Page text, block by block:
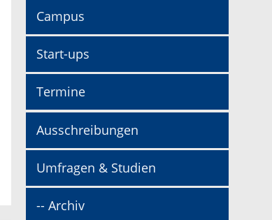
Campus
Start-ups
Termine
Ausschreibungen
Umfragen & Studien
-- Archiv